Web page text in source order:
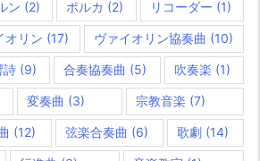
ン (2) ポルカ (2) リコーダー (1)
オリン (17) ヴァイオリン協奏曲 (10)
詩(9) 合奏協奏曲 (5) 吹奏楽 (1)
変奏曲 (3) 宗教音楽 (7)
(12) 弦楽合奏曲 (6) 歌劇(14)